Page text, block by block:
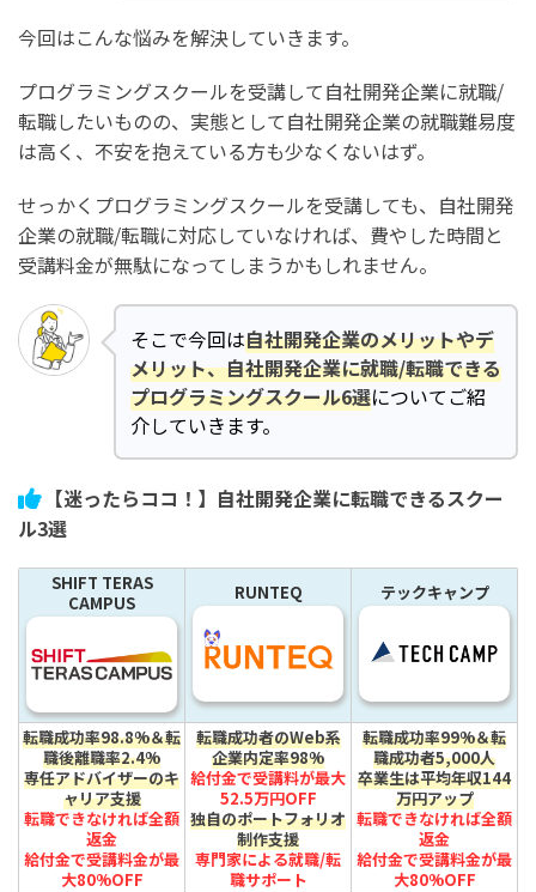
今回はこんな悩みを解決していきます。
プログラミングスクールを受講して自社開発企業に就職/
転職したいものの、実態として自社開発企業の就職難易度
は高く、不安を抱えている方も少なくないはず。
せっかくプログラミングスクールを受講しても、自社開発
企業の就職/転職に対応していなければ、費やした時間と
受講料金が無駄になってしまうかもしれません。
そこで今回は自社開発企業のメリットやデ
メリット、自社開発企業に就職/転職できる
プログラミングスクール6選についてご紹
介していきます。
【迷ったらココ！】自社開発企業に転職できるスクー
ル3選
SHIFT TERAS
CAMPUS
RUNTEQ テックキャンプ
転職成功率98.8%＆転
職後離職率2.4%
専任アドバイザーのキ
ャリア支援
転職できなければ全額
返金
給付金で受講料金が最
大80%OFF
転職成功者のWeb系
企業内定率98%
給付金で受講料が最大
52.5万円OFF
独自のポートフォリオ
制作支援
専門家による就職/転
職サポート
転職成功率99%＆転
職成功者5,000人
卒業生は平均年収144
万円アップ
転職できなければ全額
返金
給付金で受講料金が最
大80%OFF